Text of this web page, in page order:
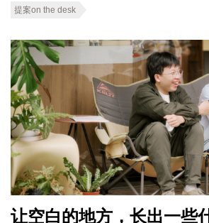
提案on the desk
让空白的地方，长出一些